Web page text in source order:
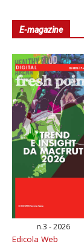
E-magazine
n.3 - 2026
Edicola Web